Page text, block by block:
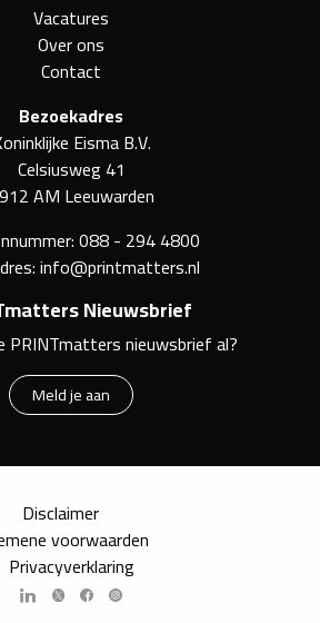
Vacatures
Over ons
Contact
Bezoekadres
Eisma B.V.
Celsiusweg 41
AM Leeuwarden
088 - 294 4800
info@printmatters.nl
Nieuwsbrief
PRINTmatters nieuwsbrief al?
Meld je aan
Disclaimer
voorwaarden
Privacyverklaring